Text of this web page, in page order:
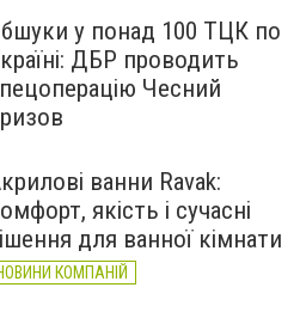
у понад 100 ТЦК по
ДБР проводить
Чесний
ванни Ravak:
якість і сучасні
для ванної кімнати
КОМПАНІЙ